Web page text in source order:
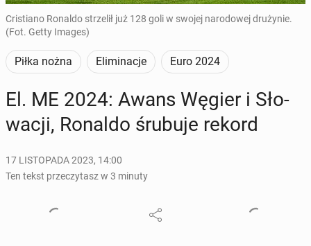
Cristiano Ronaldo strzelił już 128 goli w swojej narodowej drużynie.
(Fot. Getty Images)
Piłka nożna Eliminacje Euro 2024
El. ME 2024: Awans Węgier i Sło­
wa­cji, Ronaldo śrubuje rekord
17 LISTOPADA 2023, 14:00
Ten tekst przeczytasz w 3 minuty